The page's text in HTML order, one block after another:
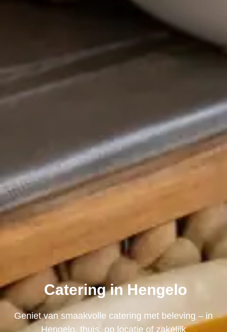
Catering in Hengelo
Geniet van smaakvolle catering met beleving – in
Hengelo, thuis, op locatie of zakelijk